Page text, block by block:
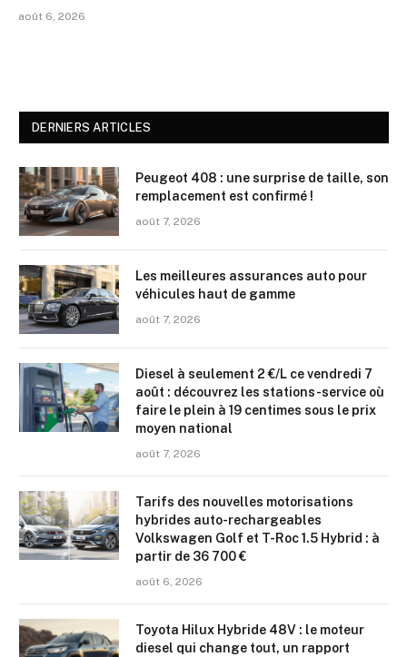
août 6, 2026
DERNIERS ARTICLES
Peugeot 408 : une surprise de taille, son
remplacement est confirmé !
août 7, 2026
Les meilleures assurances auto pour
véhicules haut de gamme
août 7, 2026
Diesel à seulement 2 €/L ce vendredi 7
août : découvrez les stations-service où
faire le plein à 19 centimes sous le prix
moyen national
août 7, 2026
Tarifs des nouvelles motorisations
hybrides auto-rechargeables
Volkswagen Golf et T-Roc 1.5 Hybrid : à
partir de 36 700 €
août 6, 2026
Toyota Hilux Hybride 48V : le moteur
diesel qui change tout, un rapport